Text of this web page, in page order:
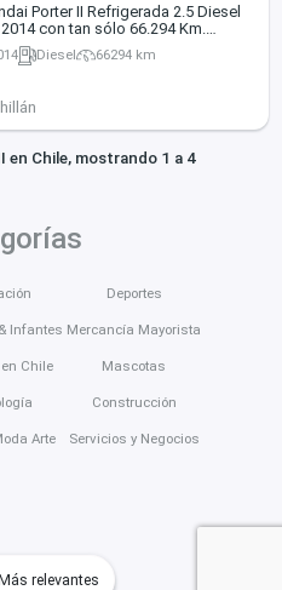
relevantes
Porter II Refrigerada 2.5 Diesel
con tan sólo 66.294 Km.
con caja refrigerada
y equipo frigorífico
Diesel 66294 km
en Chile, mostrando 1 a 4
Infantes
Chile
Arte
Deportes
Mercancía Mayorista
Mascotas
Construcción
Servicios y Negocios